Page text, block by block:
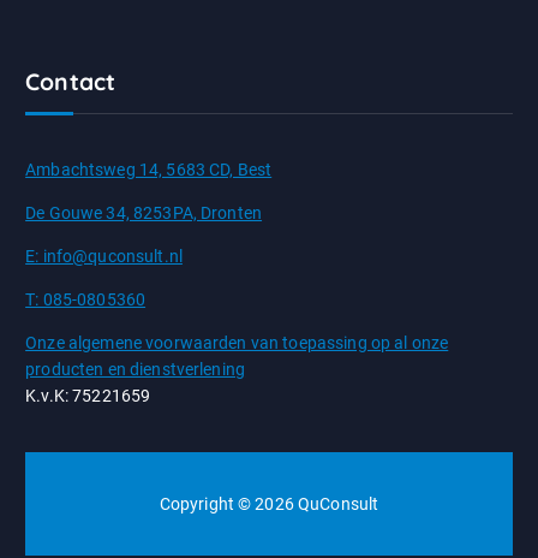
Contact
Ambachtsweg 14, 5683 CD, Best
De Gouwe 34, 8253PA, Dronten
E: info@quconsult.nl
T: 085-0805360
Onze algemene voorwaarden van toepassing op al onze
producten en dienstverlening
K.v.K: 75221659
Copyright © 2026 QuConsult